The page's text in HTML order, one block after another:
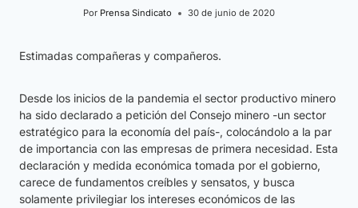
Por Prensa Sindicato 30 de junio de 2020
Estimadas compañeras y compañeros.
Desde los inicios de la pandemia el sector productivo minero
ha sido declarado a petición del Consejo minero -un sector
estratégico para la economía del país-, colocándolo a la par
de importancia con las empresas de primera necesidad. Esta
declaración y medida económica tomada por el gobierno,
carece de fundamentos creíbles y sensatos, y busca
solamente privilegiar los intereses económicos de las